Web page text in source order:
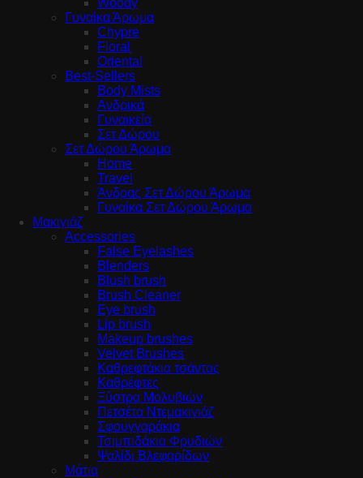
Γυναίκα Άρωμα
Chypre
Floral
Oriental
Best-Sellers
Body Mists
Ανδρικά
Γυναικεία
Σετ Δώρου
Σετ Δώρου Άρωμα
Home
Travel
Άνδρας Σετ Δώρου Άρωμα
Γυναίκα Σετ Δώρου Άρωμα
Μακιγιάζ
Accessories
False Eyelashes
Blenders
Blush brush
Brush Cleaner
Eye brush
Lip brush
Makeup brushes
Velvet Brushes
Καθρεφτάκια τσάντας
Καθρέφτες
Ξύστρα Μολυβιών
Πετσέτα Ντεμακιγιάζ
Σφουγγαράκια
Τσιμπιδάκια Φρυδιών
Ψαλίδι Βλεφαρίδων
Μάτια